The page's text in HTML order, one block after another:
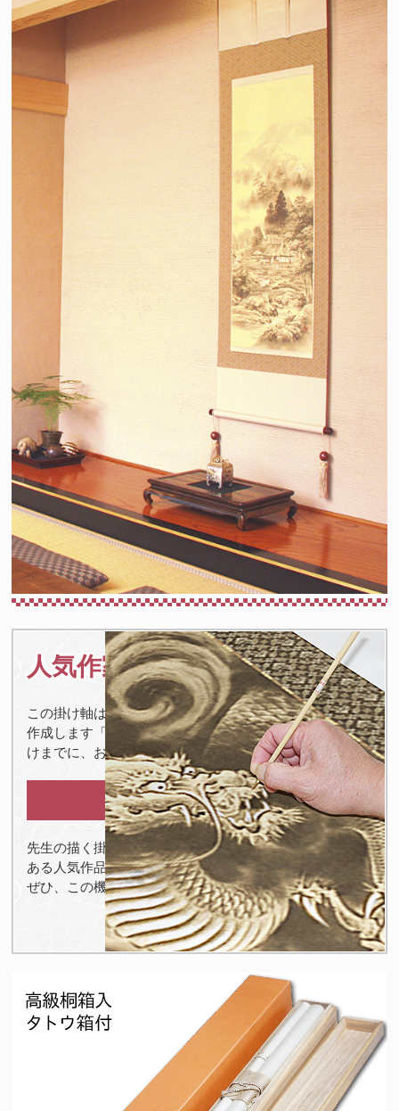
人気作家の作品のため
この掛け軸は好評のため現在、ご注文をお受けしてから
作成します「
オーダー品」となります。下記の通りお届
けまでに、お時間を頂戴しております。
納期：２か月ほど
先生の描く掛け軸は、お待ちいただいても十分に価値の
ある人気作品です。
ぜひ、この機会にお求めください。